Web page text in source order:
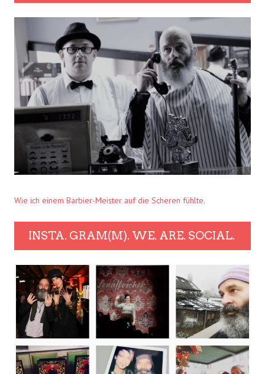
Wie ich einem Barbier-Meister auf die Scheren fühlte.
INSTA. GRAM(M). WE. ARE. SOCIAL.